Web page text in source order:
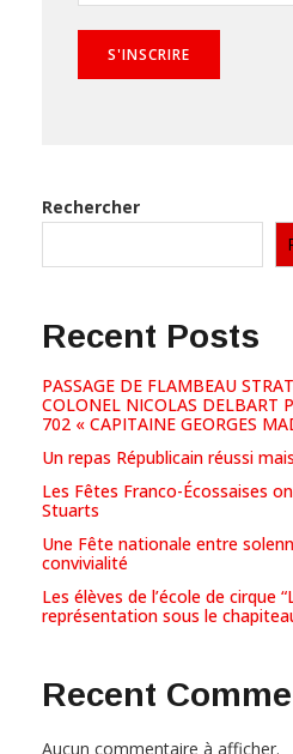
Rechercher
Recent Posts
PASSAGE DE FLAMBEAU
COLONEL NICOLAS DELBART
702 « CAPITAINE GEORGES
Un repas Républicain réussi
Les Fêtes Franco-Écossaises
Stuarts
Une Fête nationale entre
convivialité
Les élèves de l’école de cirque
représentation sous le
Recent
Aucun commentaire à afficher.